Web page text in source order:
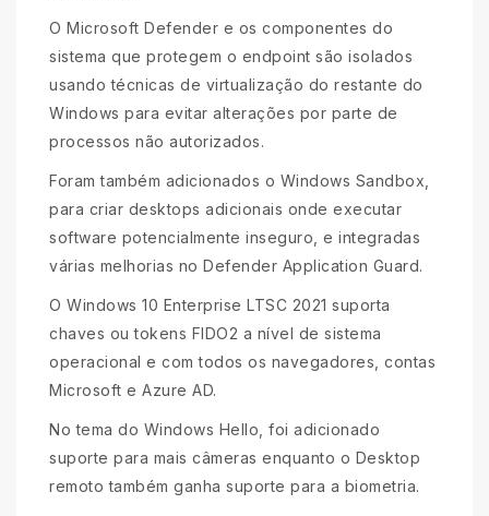
O Microsoft Defender e os componentes do
sistema que protegem o endpoint são isolados
usando técnicas de virtualização do restante do
Windows para evitar alterações por parte de
processos não autorizados.
Foram também adicionados o Windows Sandbox,
para criar desktops adicionais onde executar
software potencialmente inseguro, e integradas
várias melhorias no Defender Application Guard.
O Windows 10 Enterprise LTSC 2021 suporta
chaves ou tokens FIDO2 a nível de sistema
operacional e com todos os navegadores, contas
Microsoft e Azure AD.
No tema do Windows Hello, foi adicionado
suporte para mais câmeras enquanto o Desktop
remoto também ganha suporte para a biometria.